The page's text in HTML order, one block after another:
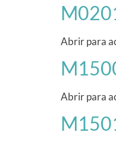
Abrir para
Abrir para